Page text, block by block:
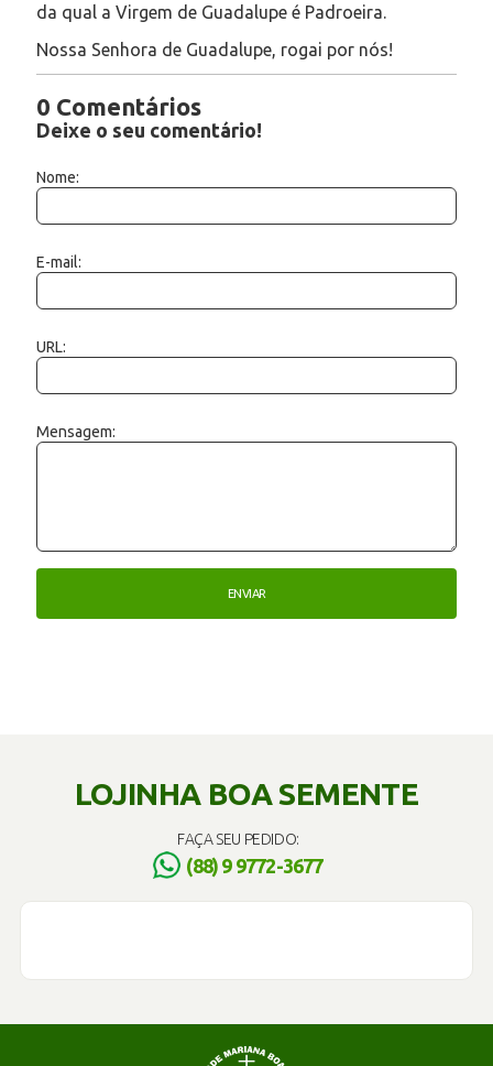
da qual a Virgem de Guadalupe é Padroeira.
Nossa Senhora de Guadalupe, rogai por nós!
0 Comentários
Deixe o seu comentário!
Nome:
E-mail:
URL:
Mensagem:
LOJINHA BOA SEMENTE
FAÇA SEU PEDIDO:
(88) 9 9772-3677